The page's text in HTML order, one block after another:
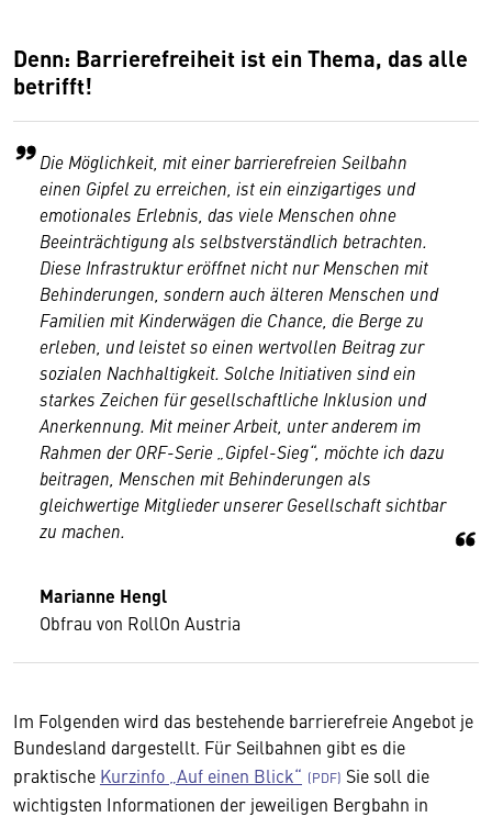
Denn: Barrierefreiheit ist ein Thema, das alle
betrifft!
Die Möglichkeit, mit einer barrierefreien Seilbahn
einen Gipfel zu erreichen, ist ein einzigartiges und
emotionales Erlebnis, das viele Menschen ohne
Beeinträchtigung als selbstverständlich betrachten.
Diese Infrastruktur eröffnet nicht nur Menschen mit
Behinderungen, sondern auch älteren Menschen und
Familien mit Kinderwägen die Chance, die Berge zu
erleben, und leistet so einen wertvollen Beitrag zur
sozialen Nachhaltigkeit. Solche Initiativen sind ein
starkes Zeichen für gesellschaftliche Inklusion und
Anerkennung. Mit meiner Arbeit, unter anderem im
Rahmen der ORF-Serie „Gipfel-Sieg“, möchte ich dazu
beitragen, Menschen mit Behinderungen als
gleichwertige Mitglieder unserer Gesellschaft sichtbar
zu machen.
Marianne Hengl
Obfrau von RollOn Austria
Im Folgenden wird das bestehende barrierefreie Angebot je
Bundesland dargestellt. Für Seilbahnen gibt es die
praktische Kurzinfo „Auf einen Blick“
Sie soll die
wichtigsten Informationen der jeweiligen Bergbahn in